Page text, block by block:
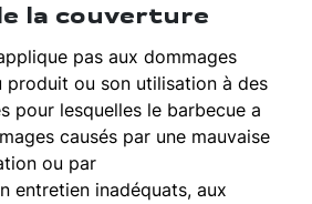
la couverture
pas aux dommages
produit ou son utilisation à des
pour lesquelles le barbecue a
causés par une mauvaise
ou par
entretien inadéquats, aux